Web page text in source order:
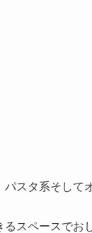
スタ系そして
スペースでお